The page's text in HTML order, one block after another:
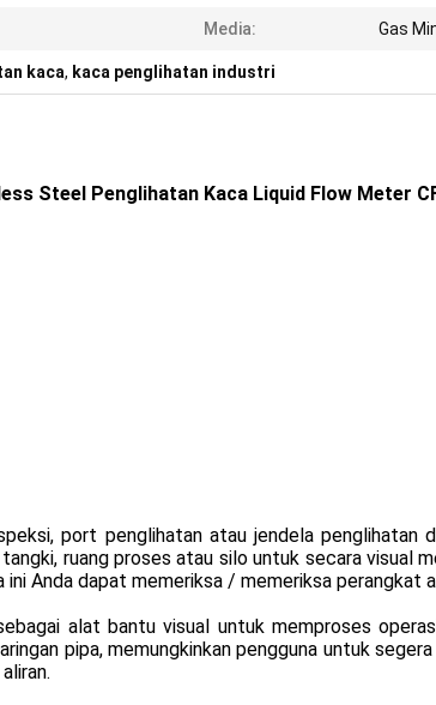
Media: Gas
kaca, kaca penglihatan industri
Steel Penglihatan Kaca Liquid Flow Meter
port penglihatan atau jendela penglihatan
ruang proses atau silo untuk secara visual
Anda dapat memeriksa / memeriksa perangkat
alat bantu visual untuk memproses
pipa, memungkinkan pengguna untuk